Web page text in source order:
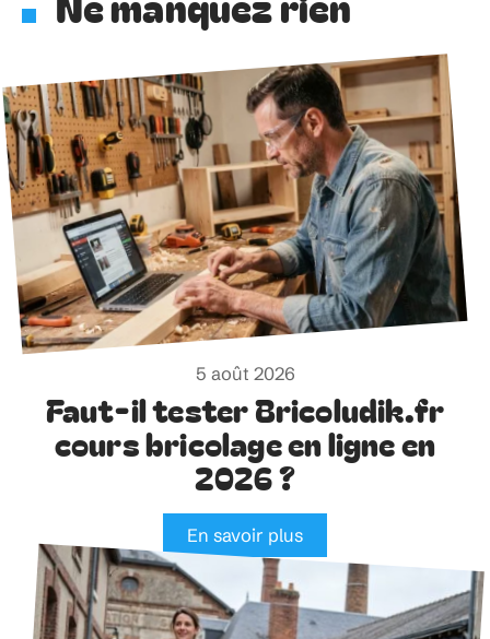
5 août 2026
Faut-il tester Bricoludik.fr
cours bricolage en ligne en
2026 ?
En savoir plus